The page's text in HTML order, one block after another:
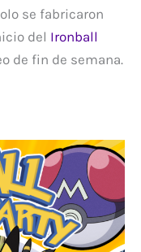
se fabricaron
del Ironball
de fin de semana.